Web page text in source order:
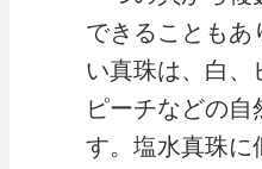
できることもあ
い真珠は、白、
ピーチなどの自
す。塩水真珠に